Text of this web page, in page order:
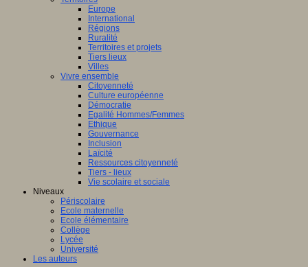
Europe
International
Régions
Ruralité
Territoires et projets
Tiers lieux
Villes
Vivre ensemble
Citoyenneté
Culture européenne
Démocratie
Egalité Hommes/Femmes
Ethique
Gouvernance
Inclusion
Laïcité
Ressources citoyenneté
Tiers - lieux
Vie scolaire et sociale
Niveaux
Périscolaire
Ecole maternelle
Ecole élémentaire
Collège
Lycée
Université
Les auteurs